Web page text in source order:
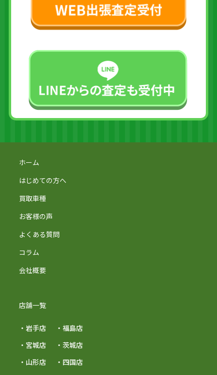
ホーム
はじめての方へ
買取車種
お客様の声
よくある質問
コラム
会社概要
店舗一覧
・岩手店
・宮城店
・山形店
・福島店
・茨城店
・四国店